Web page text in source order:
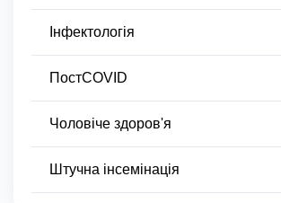
Інфектологія
ПостCOVID
Чоловіче здоров'я
Штучна інсемінація